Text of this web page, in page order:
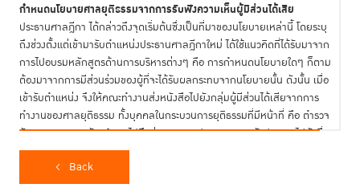
กำหนดนโยบายศาลยุติธรรมจากการรับฟังความเห็นผู้มีส่วนได้เสีย
ประธานศาลฎีกา ได้กล่าวถึงจุดเริ่มต้นซึ่งเป็นที่มาของนโยบายเหล่านี้ โดยระบุ
ถึงช่วงตั้งแต่เข้ามารับตำแหน่งประธานศาลฎีกาใหม่ ได้ใช้แนวคิดที่ได้รับมาจาก
การไปอบรมหลักสูตรด้านการบริหารต่างๆ คือ การกำหนดนโยบายใดๆ ก็ตาม
ต้องมาจากการมีส่วนร่วมของผู้ที่จะได้รับผลกระทบจากนโยบายนั้น ดังนั้น เมื่อ
เข้ารับตำแหน่ง จึงให้คณะทำงานส่งหนังสือไปยังกลุ่มผู้มีส่วนได้เสียจากการ
ทำงานของศาลยุติธรรม ทั้งบุคคลในกระบวนการยุติธรรมที่มีหน้าที่ คือ ตำรวจ
อัยการ ศาล ราชทัณฑ์ รวมไปถึงคู่ความ และประชาชน และยังประกาศไปยังสื่อ
ออนไลน์ขอความคิดเห็น โดยตั้งคำถามว่า “ใน 1 ปี จากนี้ไป อยากให้ศาล
ยุติธรรมทำอะไรบ้าง” เพื่อนำข้อมูลที่ได้รับมาประมวลผลก่อนกำหนดเป็น
นโยบายของศาลยุติธรรม
Back